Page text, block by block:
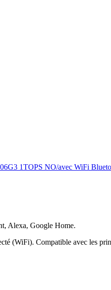
1TOPS NO/avec WiFi
Alexa, Google Home.
(WiFi). Compatible avec les